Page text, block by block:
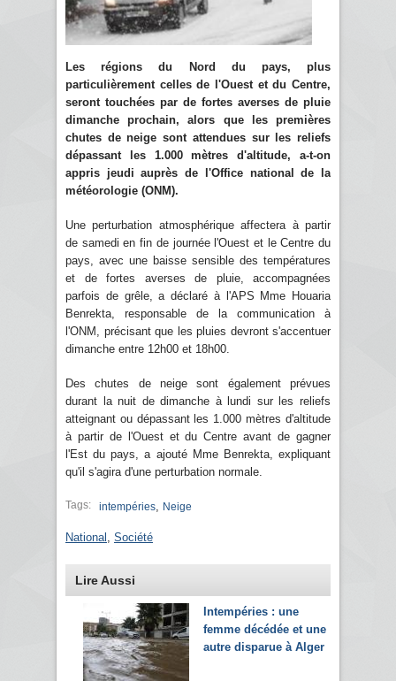
Les régions du Nord du pays, plus
particulièrement celles de l'Ouest et du Centre,
seront touchées par de fortes averses de pluie
dimanche prochain, alors que les premières
chutes de neige sont attendues sur les reliefs
dépassant les 1.000 mètres d'altitude, a-t-on
appris jeudi auprès de l'Office national de la
météorologie (ONM).
Une perturbation atmosphérique affectera à partir
de samedi en fin de journée l'Ouest et le Centre du
pays, avec une baisse sensible des températures
et de fortes averses de pluie, accompagnées
parfois de grêle, a déclaré à l'APS Mme Houaria
Benrekta, responsable de la communication à
l'ONM, précisant que les pluies devront s'accentuer
dimanche entre 12h00 et 18h00.
Des chutes de neige sont également prévues
durant la nuit de dimanche à lundi sur les reliefs
atteignant ou dépassant les 1.000 mètres d'altitude
à partir de l'Ouest et du Centre avant de gagner
l'Est du pays, a ajouté Mme Benrekta, expliquant
qu'il s'agira d'une perturbation normale.
Tags: intempéries Neige
National Société
Lire Aussi
Intempéries : une
femme décédée et une
autre disparue à Alger